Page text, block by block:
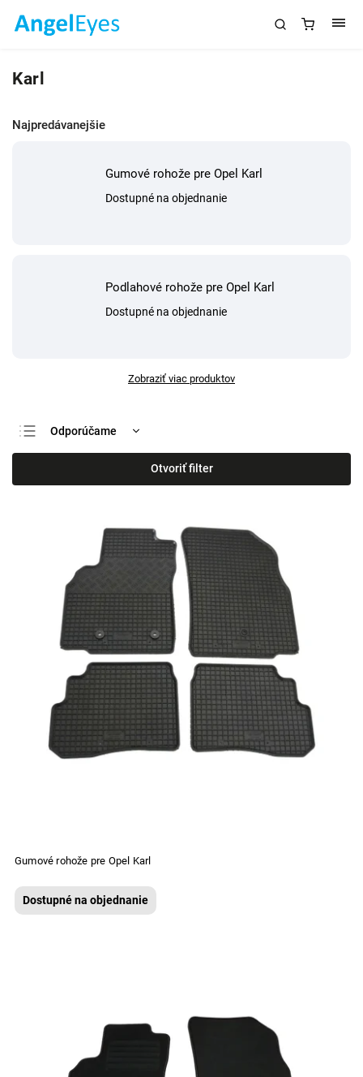
Karl
Najpredávanejšie
Gumové rohože pre Opel Karl
Dostupné na objednanie
Podlahové rohože pre Opel Karl
Dostupné na objednanie
Zobraziť viac produktov
Odporúčame
Najlacnejšie
Najdrahšie
Otvoriť filter
Gumové rohože pre Opel Karl
Dostupné na objednanie